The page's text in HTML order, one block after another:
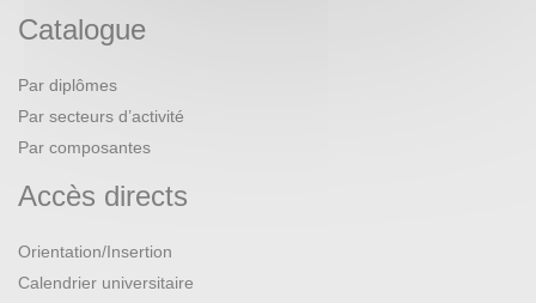
Catalogue
Par diplômes
Par secteurs d’activité
Par composantes
Accès directs
Orientation/Insertion
Calendrier universitaire